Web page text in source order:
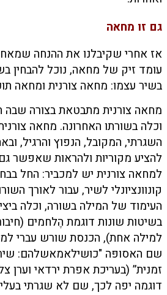
גם זו מחאה
אז אחרי שקיבלנו את ההנחה
עומד זיק של מחאה, נוכל להבחין
בשיר עצמו: מחאה צורנית ומחאה
מחאה צורנית מתבטאת בצורה
וכלה בשורתו האחרונה. מחאה
השגרתי, המקובל, הנפוץ והרגיל,
להציע מקוריות ולהראות שאפשר
למחאה צורנית יש למכביר: החל
קונוונציונלי לשיר, עבור לאורך
העימוד של המילה בשורה, וכלה
בשיטות שונות דוגמת הֶלחמים
למילה אחת), הכנסת שורש עברי
שם האסופּה "כושילאמאשלהם:
זמנית” (בעריכת אפרת ירדאי וערן
דוגמה יפה לכך, שם לא שגרתי